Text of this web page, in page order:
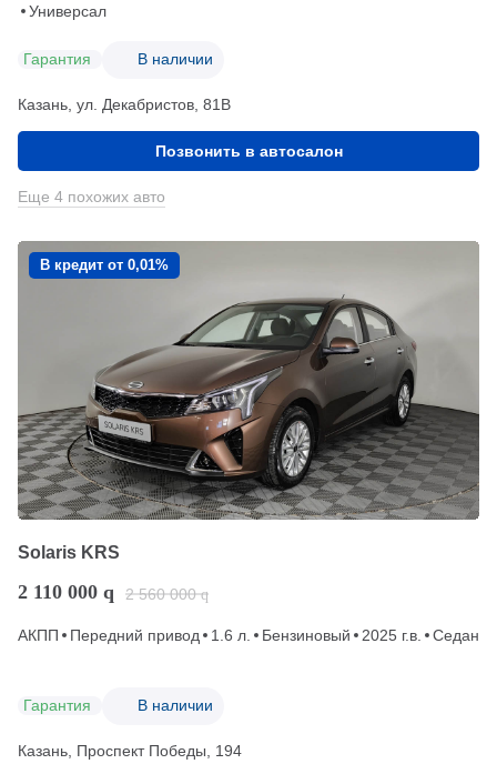
Универсал
Гарантия В наличии
Казань, ул. Декабристов, 81В
Позвонить в автосалон
Еще 4 похожих авто
В кредит от 0,01%
Solaris KRS
2 110 000 q 2 560 000 q
АКПП Передний привод 1.6 л. Бензиновый 2025 г.в. Седан
Гарантия В наличии
Казань, Проспект Победы, 194